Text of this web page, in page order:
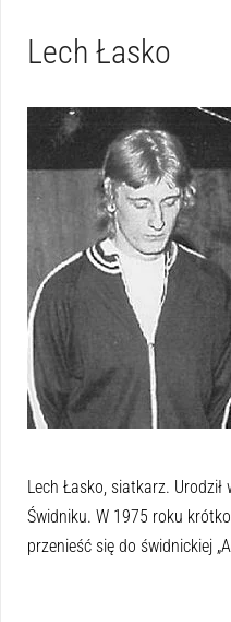
Lech Łasko
Lech Łasko, siatkarz.
Świdniku. W 1975 roku
przenieść się do świdnickiej